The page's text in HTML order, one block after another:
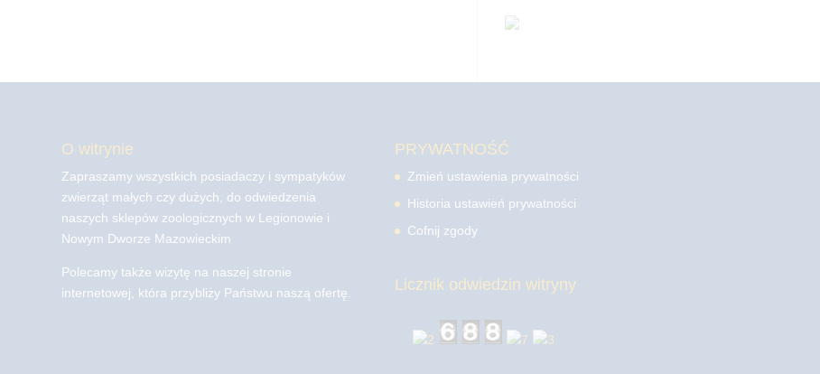
O witrynie
Zapraszamy wszystkich posiadaczy i sympatyków
zwierząt małych czy dużych, do odwiedzenia
naszych sklepów zoologicznych w Legionowie i
Nowym Dworze Mazowieckim
Polecamy także wizytę na naszej stronie
internetowej, która przybliży Państwu naszą ofertę.
PRYWATNOŚĆ
Zmień ustawienia prywatności
Historia ustawień prywatności
Cofnij zgody
Licznik odwiedzin witryny